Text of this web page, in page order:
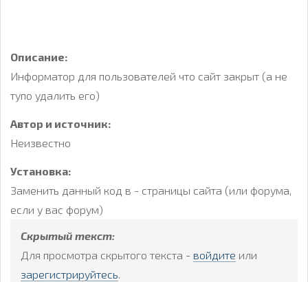
Описание:
Информатор для пользователей что сайт закрыт (а не
тупо удалить его)
Автор и источник:
Неизвестно
Установка:
Заменить данный код в - страницы сайта (или форума,
если у вас форум)
Скрытый текст:
Для просмотра скрытого текста - войдите или
зарегистрируйтесь.